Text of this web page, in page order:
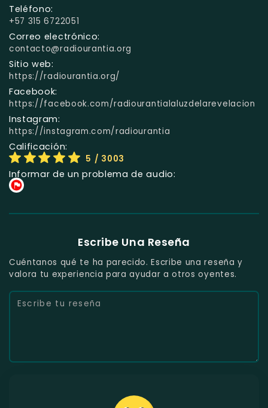
Teléfono:
+57 315 6722051
Correo electrónico:
contacto@radiourantia.org
Sitio web:
https://radiourantia.org/
Facebook:
https://facebook.com/radiourantialaluzdelarevelacion
Instagram:
https://instagram.com/radiourantia
Calificación:
5 / 3003
Informar de un problema de audio:
Escribe Una Reseña
Cuéntanos qué te ha parecido. Escribe una reseña y
valora tu experiencia para ayudar a otros oyentes.